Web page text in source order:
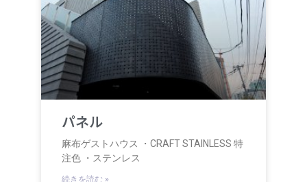
パネル
麻布ゲストハウス ・CRAFT STAINLESS 特
注色 ・ステンレス
続きを読む »